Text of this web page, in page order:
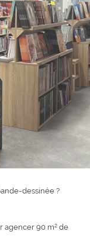
dessinée ?
agencer 90 m² de